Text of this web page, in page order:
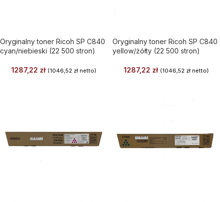
Oryginalny toner Ricoh SP C840
cyan/niebieski (22 500 stron)
1287,22 zł (1046,52 zł netto)
Oryginalny toner Ricoh SP C840
yellow/żółty (22 500 stron)
1287,22 zł (1046,52 zł netto)